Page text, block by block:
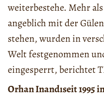
weiterbestehe. Mehr
angeblich mit der
stehen, wurden in
Welt festgenommen
eingesperrt, berichtet
Orhan Inandıseit 1995